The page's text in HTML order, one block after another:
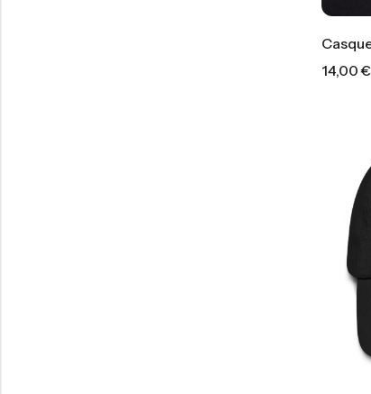
14,00€